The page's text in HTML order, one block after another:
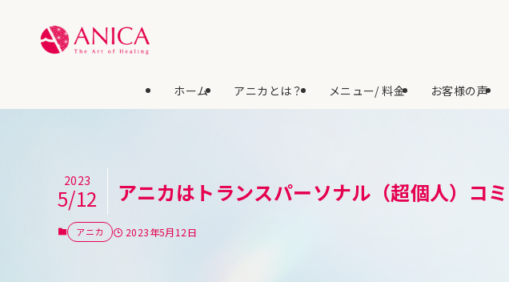
ホーム アニカとは？ メニュー/ 料金 お客様の声
アニカはトランスパーソナル（超個人）コ
2023
5/12
アニカ 2023年5月12日